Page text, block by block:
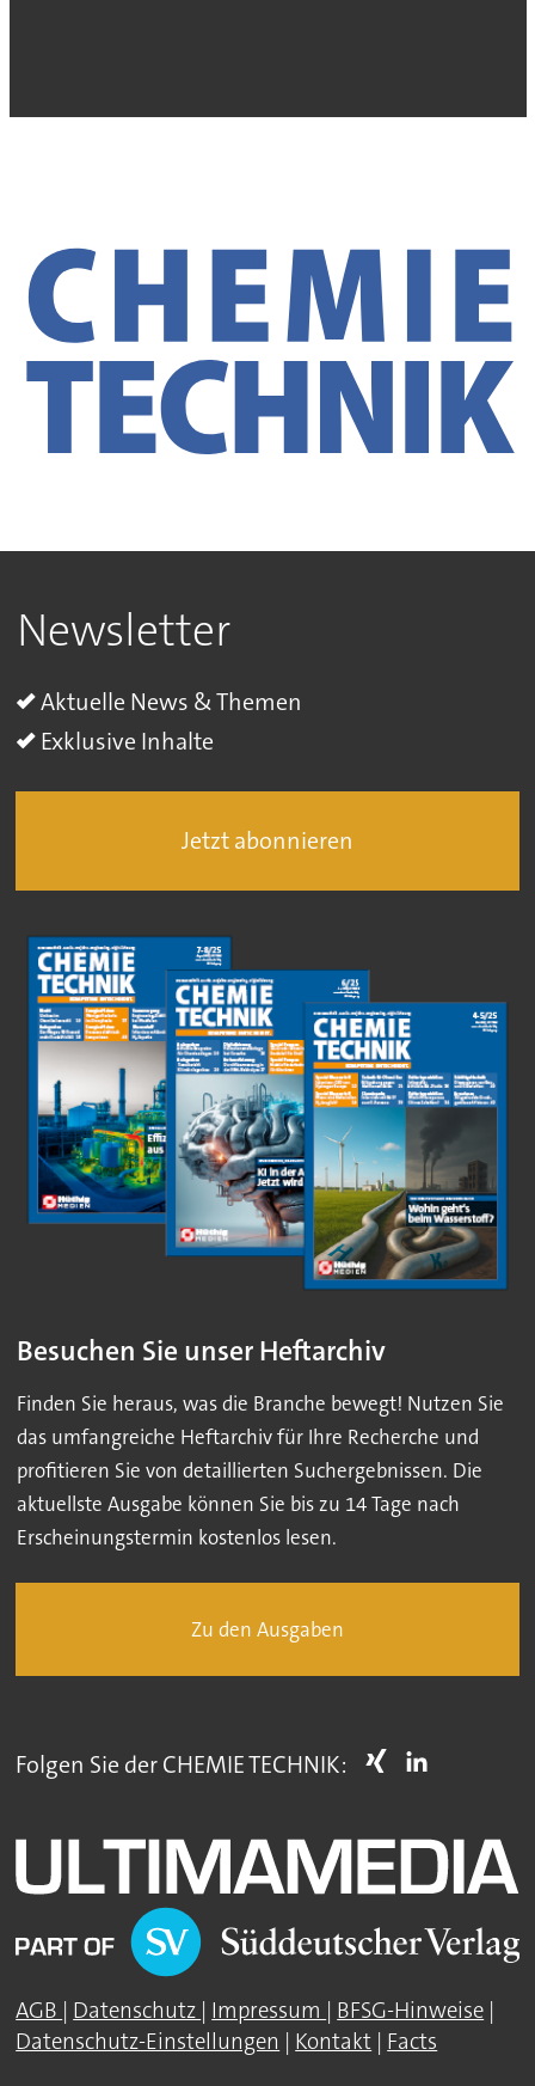
Newsletter
Aktuelle News & Themen
Exklusive Inhalte
Jetzt abonnieren
Besuchen Sie unser Heftarchiv
Finden Sie heraus, was die Branche bewegt! Nutzen Sie
das umfangreiche Heftarchiv für Ihre Recherche und
profitieren Sie von detaillierten Suchergebnissen. Die
aktuellste Ausgabe können Sie bis zu 14 Tage nach
Erscheinungstermin kostenlos lesen.
Zu den Ausgaben
Folgen Sie der CHEMIE TECHNIK:
AGB | Datenschutz | Impressum | BFSG-Hinweise |
Datenschutz-Einstellungen | Kontakt | Facts